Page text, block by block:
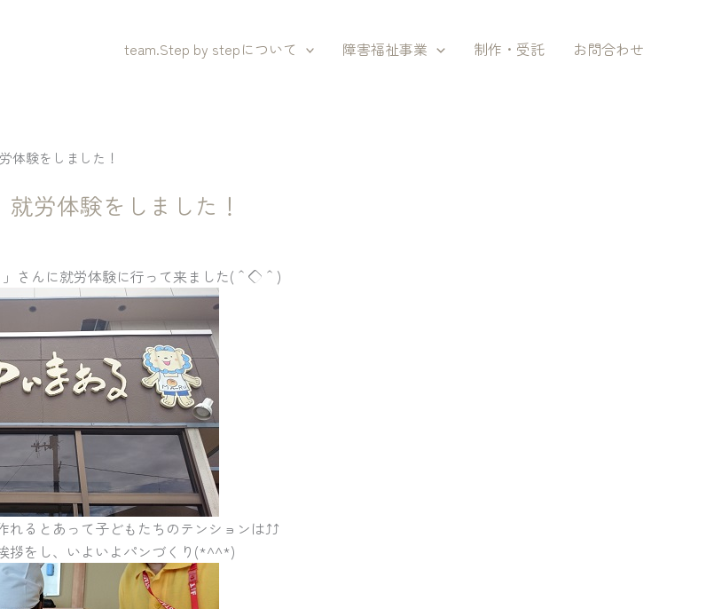
team.Step by stepについて 障害福祉事業 制作・受託 お問合わせ
体験をしました！
就労体験をしました！
さんに就労体験に行って来ました(＾◇＾)
れるとあって子どもたちのテンションは⤴⤴
拶をし、いよいよパンづくり(*^^*)